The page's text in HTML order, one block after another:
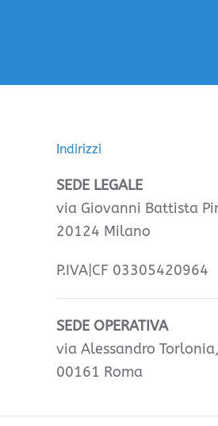
Indirizzi
SEDE LEGALE
via Giovanni Battista
20124 Milano
P.IVA|CF 03305420964
SEDE OPERATIVA
via Alessandro
00161 Roma